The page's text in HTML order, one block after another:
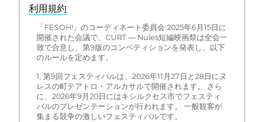
利用規約
「FESOH!」のコーディネート委員会 2025年6月15日に
開催された会議で、CURT — Nules短編映画祭は全会一
致で合意し、第9版のコンペティションを発表し、以下
のルールを定めます。
1. 第9回フェスティバルは、2026年11月27日と28日にヌ
レスの町テアトロ・アルカサルで開催されます。 さら
に、2026年9月20日にはキシルクセス市でフェスティ
バルのプレゼンテーションが行われます。 一般観客が
集まる競争の激しいフェスティバルです。